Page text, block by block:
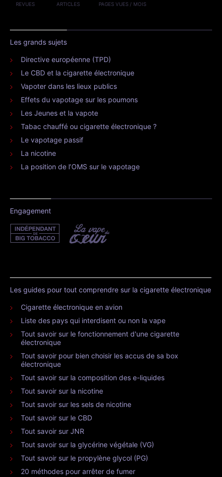
REVUES ARTICLES PAGES VUES / MOIS
Les grands sujets
Directive européenne (TPD)
Le CBD et la cigarette électronique
Vapoter dans les lieux publics
Effets du vapotage sur les poumons
Les Jeunes et la vapote
Tabac chauffé ou cigarette électronique ?
Le vapotage passif
La nicotine
La position de l’OMS sur le vapotage
Engagement
Les guides pour tout comprendre sur la cigarette électronique
Cigarette électronique en avion
Liste des pays qui interdisent ou non la vape
Tout savoir sur le fonctionnement d'une cigarette
électronique
Tout savoir pour bien choisir les accus de sa box
électronique
Tout savoir sur la composition des e-liquides
Tout savoir sur la nicotine
Tout savoir sur les sels de nicotine
Tout savoir sur le CBD
Tout savoir sur JNR
Tout savoir sur la glycérine végétale (VG)
Tout savoir sur le propylène glycol (PG)
20 méthodes pour arrêter de fumer